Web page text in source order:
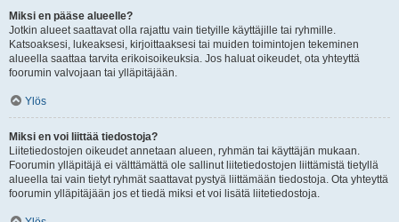
Miksi en pääse alueelle?
Jotkin alueet saattavat olla rajattu vain tietyille käyttäjille tai ryhmille.
Katsoaksesi, lukeaksesi, kirjoittaaksesi tai muiden toimintojen tekeminen
alueella saattaa tarvita erikoisoikeuksia. Jos haluat oikeudet, ota yhteyttä
foorumin valvojaan tai ylläpitäjään.
Ylös
Miksi en voi liittää tiedostoja?
Liitetiedostojen oikeudet annetaan alueen, ryhmän tai käyttäjän mukaan.
Foorumin ylläpitäjä ei välttämättä ole sallinut liitetiedostojen liittämistä tietyllä
alueella tai vain tietyt ryhmät saattavat pystyä liittämään tiedostoja. Ota yhteyttä
foorumin ylläpitäjään jos et tiedä miksi et voi lisätä liitetiedostoja.